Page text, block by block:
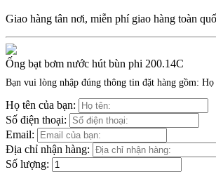
Giao hàng tân nơi, miễn phí giao hàng toàn
Ống bạt bơm nước hút bùn phi 200.14C
Bạn vui lòng nhập đúng thông tin đặt hàng gồm:
Họ tên của bạn:
Số điện thoại:
Email:
Địa chỉ nhận hàng:
Số lượng: